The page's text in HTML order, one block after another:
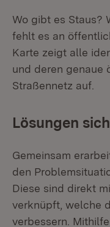
Wo gibt es Staus?
fehlt es an
Karte zeigt alle
und deren genaue
Straßennetz auf.
Lösungen
Gemeinsam
den
Diese sind direkt
verknüpft, welche
verbessern.